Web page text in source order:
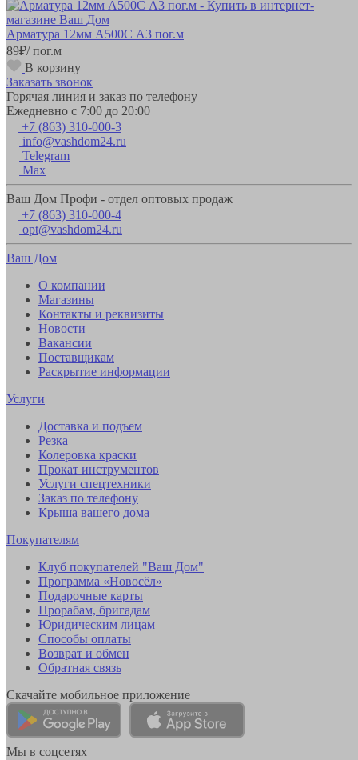
Арматура 12мм А500С А3 пог.м
89₽/ пог.м
В корзину
Заказать звонок
Горячая линия и заказ по телефону
Ежедневно с 7:00 до 20:00
+7 (863) 310-000-3
info@vashdom24.ru
Telegram
Max
Ваш Дом Профи - отдел оптовых продаж
+7 (863) 310-000-4
opt@vashdom24.ru
Ваш Дом
О компании
Магазины
Контакты и реквизиты
Новости
Вакансии
Поставщикам
Раскрытие информации
Услуги
Доставка и подъем
Резка
Колеровка краски
Прокат инструментов
Услуги спецтехники
Заказ по телефону
Крыша вашего дома
Покупателям
Клуб покупателей "Ваш Дом"
Программа «Новосёл»
Подарочные карты
Прорабам, бригадам
Юридическим лицам
Способы оплаты
Возврат и обмен
Обратная связь
Скачайте мобильное приложение
Мы в соцсетях